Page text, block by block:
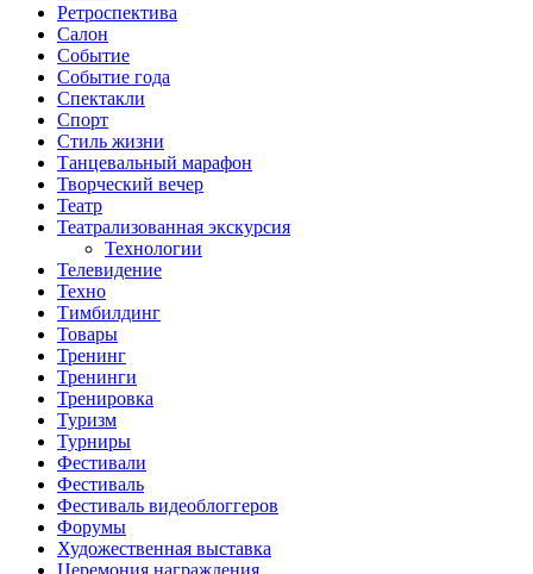
Ретроспектива
Салон
Событие
Событие года
Спектакли
Спорт
Стиль жизни
Танцевальный марафон
Творческий вечер
Театр
Театрализованная экскурсия
Технологии
Телевидение
Техно
Тимбилдинг
Товары
Тренинг
Тренинги
Тренировка
Туризм
Турниры
Фестивали
Фестиваль
Фестиваль видеоблоггеров
Форумы
Художественная выставка
Церемония награждения